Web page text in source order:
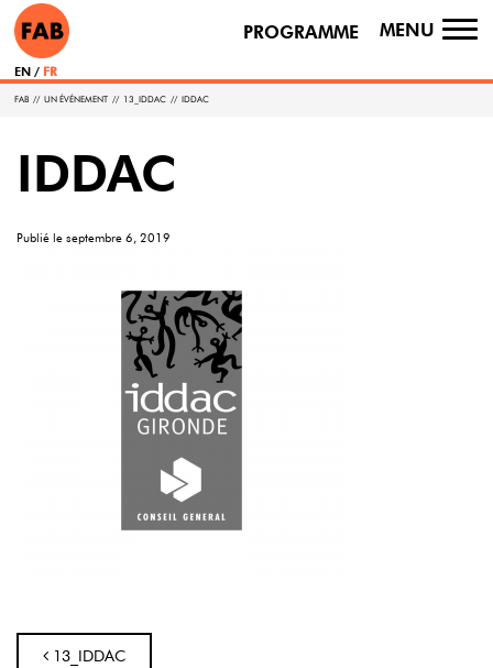
PROGRAMME MENU
EN FR
FAB // UN ÉVÉNEMENT // 13_IDDAC // IDDAC
IDDAC
Publié le septembre 6, 2019
Navigation
13_IDDAC